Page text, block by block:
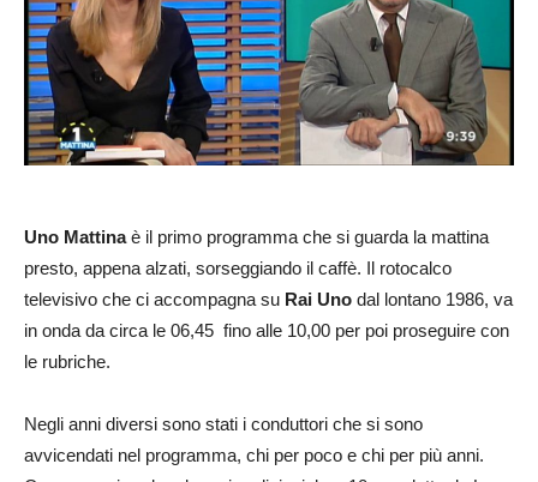
Uno Mattinaè il primo programma che si guarda la mattina
presto, appena alzati, sorseggiando il caffè. Il rotocalco
televisivo che ci accompagna su Rai Uno dal lontano 1986, va
in onda da circa le 06,45 fino alle 10,00 per poi proseguire con
le rubriche.
Negli anni diversi sono stati i conduttori che si sono
avvicendati nel programma, chi per poco e chi per più anni.